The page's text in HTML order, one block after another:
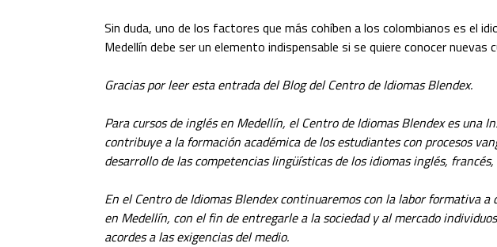
Sin duda, uno de los factores que más cohíben a los colombianos es el
Medellín debe ser un elemento indispensable si se quiere conocer nuevas
Gracias por leer esta entrada del Blog del Centro de Idiomas Blendex.
Para cursos de inglés en Medellín, el Centro de Idiomas Blendex es una
contribuye a la formación académica de los estudiantes con procesos
desarrollo de las competencias lingüísticas de los idiomas inglés,
En el Centro de Idiomas Blendex continuaremos con la labor formativa a
en Medellín, con el fin de entregarle a la sociedad y al mercado
acordes a las exigencias del medio.